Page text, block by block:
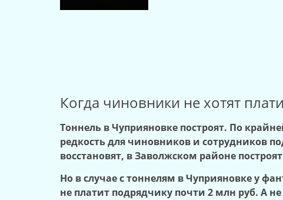
Когда чиновники не хотят
Тоннель в Чуприяновке построят. По
редкость для чиновников и сотрудников
восстановят, в Заволжском районе
Но в случае с тоннелям в Чуприяновке у
не платит подрядчику почти 2 млн руб. А